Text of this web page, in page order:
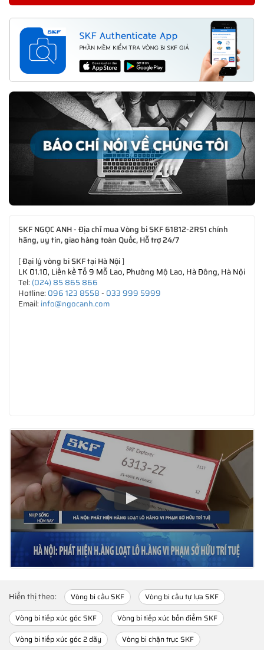
SKF NGỌC ANH - Địa chỉ mua Vòng bi SKF 61812-2RS1 chính
hãng, uy tín, giao hàng toàn Quốc, Hỗ trợ 24/7
[Đại lý vòng bi SKF tại Hà Nội]
LK 01.10, Liền kề Tổ 9 Mỗ Lao, Phường Mộ Lao, Hà Đông, Hà Nội
Tel: (024) 85 865 866
Hotline: 096 123 8558- 033 999 5999
Email: info@ngocanh.com
Hiển thị theo: Vòng bi cầu SKF
Vòng bi cầu tự lựa SKF
Vòng bi tiếp xúc góc SKF
Vòng bi tiếp xúc bốn điểm SKF
Vòng bi tiếp xúc góc 2 dãy
Vòng bi chặn trục SKF